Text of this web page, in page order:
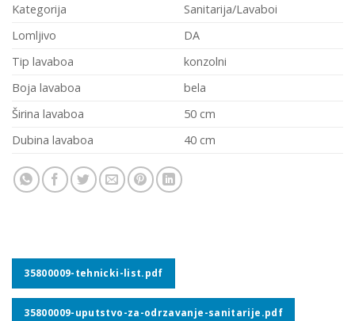
Kategorija
Sanitarija/Lavaboi
Lomljivo
DA
Tip lavaboa
konzolni
Boja lavaboa
bela
Širina lavaboa
50 cm
Dubina lavaboa
40 cm
35800009-tehnicki-list.pdf
35800009-uputstvo-za-odrzavanje-sanitarije.pdf